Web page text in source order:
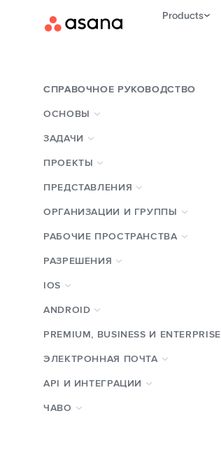
Products
СПРАВОЧНОЕ РУКОВОДСТВО
ОСНОВЫ
ЗАДАЧИ
ПРОЕКТЫ
ПРЕДСТАВЛЕНИЯ
ОРГАНИЗАЦИИ И ГРУППЫ
РАБОЧИЕ ПРОСТРАНСТВА
РАЗРЕШЕНИЯ
IOS
ANDROID
PREMIUM, BUSINESS И ENTERPRISE
ЭЛЕКТРОННАЯ ПОЧТА
API И ИНТЕГРАЦИИ
ЧАВО